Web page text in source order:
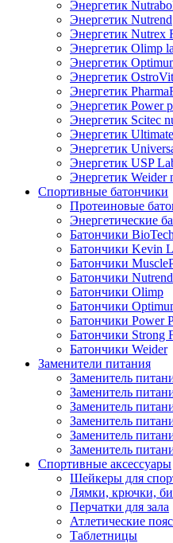
Энергетик
Энергетик Nutrend
Энергетик Nutrex
Энергетик Olimp
Энергетик
Энергетик OstroVit
Энергетик
Энергетик Power
Энергетик Scitec
Энергетик Ultimate
Энергетик
Энергетик USP
Энергетик Weider
Спортивные батончики
Протеиновые
Энергетические
Батончики BioTech
Батончики Kevin
Батончики
Батончики Nutrend
Батончики Olimp
Батончики
Батончики Power
Батончики Strong
Батончики Weider
Заменители питания
Заменитель
Заменитель
Заменитель
Заменитель
Заменитель
Заменитель
Спортивные аксессуары
Шейкеры для
Лямки, крючки,
Перчатки для зала
Атлетические
Таблетницы